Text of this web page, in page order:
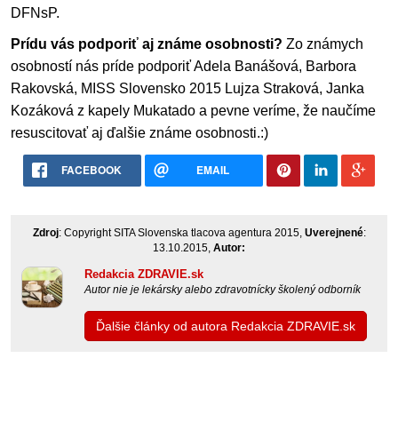
DFNsP.
Prídu vás podporiť aj známe osobnosti? Zo známych
osobností nás príde podporiť Adela Banášová, Barbora
Rakovská, MISS Slovensko 2015 Lujza Straková, Janka
Kozáková z kapely Mukatado a pevne veríme, že naučíme
resuscitovať aj ďalšie známe osobnosti.:)
FACEBOOK EMAIL
Zdroj: Copyright SITA Slovenska tlacova agentura 2015, Uverejnené:
13.10.2015, Autor:
Redakcia ZDRAVIE.sk
Autor nie je lekársky alebo zdravotnícky školený odborník
Ďalšie články od autora Redakcia ZDRAVIE.sk